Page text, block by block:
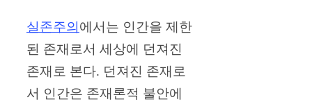
실존주의 에서는 인간을 제한
된 존재로서 세상에 던져진
존재로 본다. 던져진 존재로
서 인간은 존재론적 불안에